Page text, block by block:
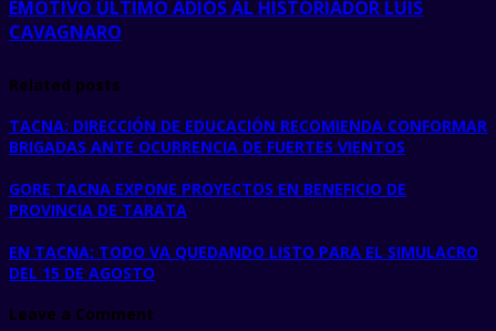
EMOTIVO ÚLTIMO ADIÓS AL HISTORIADOR LUIS
CAVAGNARO
Related posts
TACNA: DIRECCIÓN DE EDUCACIÓN RECOMIENDA CONFORMAR
BRIGADAS ANTE OCURRENCIA DE FUERTES VIENTOS
GORE TACNA EXPONE PROYECTOS EN BENEFICIO DE
PROVINCIA DE TARATA
EN TACNA: TODO VA QUEDANDO LISTO PARA EL SIMULACRO
DEL 15 DE AGOSTO
Leave a Comment